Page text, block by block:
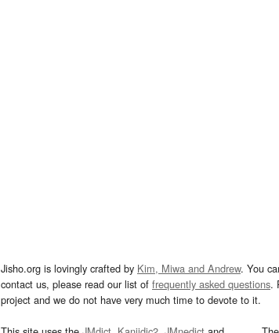
Jisho.org is lovingly crafted by Kim, Miwa and Andrew. You
contact us, please read our list of frequently asked questions.
project and we do not have very much time to devote to it.